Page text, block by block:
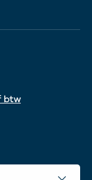
btw